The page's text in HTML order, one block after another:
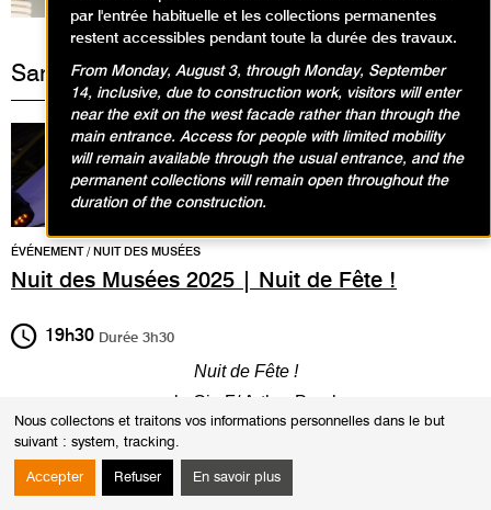
Nous collectons et traitons vos informations personnelles dans le but
suivant : system, tracking.
Accepter Refuser En savoir plus
Samedi 17 mai 2025
Nuit des Musées 2025 | Nuit de Fête !
ÉVÉNEMENT / NUIT DES MUSÉES
19h30 Durée 3h30
Nuit de Fête !
par la Cie F/ Arthur Perole
Public
par l'entrée habituelle et les collections permanentes
restent accessibles pendant toute la durée des travaux.
From Monday, August 3, through Monday, September
14, inclusive, due to construction work, visitors will enter
near the exit on the west facade rather than through the
main entrance. Access for people with limited mobility
will remain available through the usual entrance, and the
permanent collections will remain open throughout the
duration of the construction.